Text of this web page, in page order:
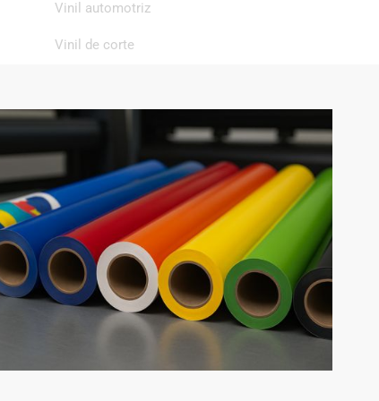
Vinil automotriz
Vinil de corte
Vinil textil